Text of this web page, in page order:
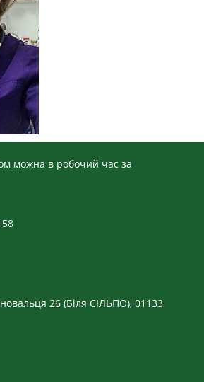
можна в робочий час за
26 (Біля СІЛЬПО), 01133